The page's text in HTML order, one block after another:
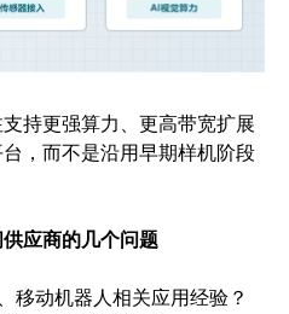
持更强算力、更高带宽扩展
，而不是沿用早期样机阶段
应商的几个问题
移动机器人相关应用经验？